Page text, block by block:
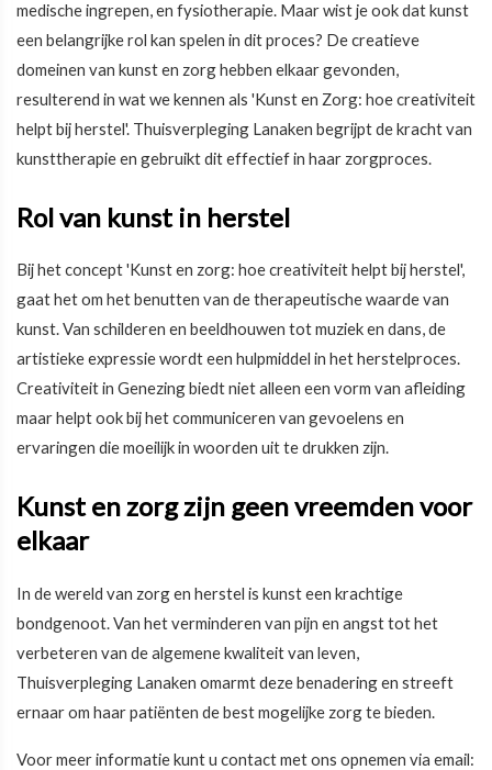
medische ingrepen, en fysiotherapie. Maar wist je ook dat kunst
een belangrijke rol kan spelen in dit proces? De creatieve
domeinen van kunst en zorg hebben elkaar gevonden,
resulterend in wat we kennen als 'Kunst en Zorg: hoe creativiteit
helpt bij herstel'. Thuisverpleging Lanaken begrijpt de kracht van
kunsttherapie en gebruikt dit effectief in haar zorgproces.
Rol van kunst in herstel
Bij het concept 'Kunst en zorg: hoe creativiteit helpt bij herstel',
gaat het om het benutten van de therapeutische waarde van
kunst. Van schilderen en beeldhouwen tot muziek en dans, de
artistieke expressie wordt een hulpmiddel in het herstelproces.
Creativiteit in Genezing biedt niet alleen een vorm van afleiding
maar helpt ook bij het communiceren van gevoelens en
ervaringen die moeilijk in woorden uit te drukken zijn.
Kunst en zorg zijn geen vreemden voor
elkaar
In de wereld van zorg en herstel is kunst een krachtige
bondgenoot. Van het verminderen van pijn en angst tot het
verbeteren van de algemene kwaliteit van leven,
Thuisverpleging Lanaken omarmt deze benadering en streeft
ernaar om haar patiënten de best mogelijke zorg te bieden.
Voor meer informatie kunt u contact met ons opnemen via email: